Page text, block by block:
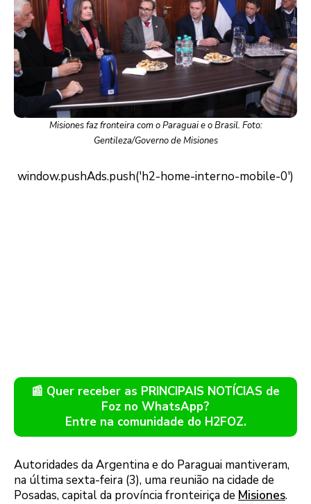
Misiones faz fronteira com o Paraguai e o Brasil. Foto:
Gentileza/Governo de Misiones
📰 Quer receber as PRINCIPAIS NOTÍCIAS de
Foz no WhatsApp?
Entre na comunidade do H2FOZ.
Autoridades da Argentina e do Paraguai mantiveram,
na última sexta-feira (3), uma reunião na cidade de
Posadas, capital da província fronteiriça de Misiones.